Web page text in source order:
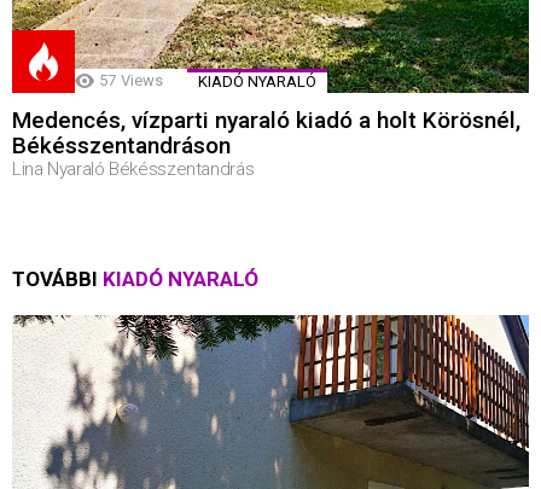
57 Views KIADÓ NYARALÓ
Medencés, vízparti nyaraló kiadó a holt Körösnél,
Békésszentandráson
Lina Nyaraló Békésszentandrás
TOVÁBBI KIADÓ NYARALÓ